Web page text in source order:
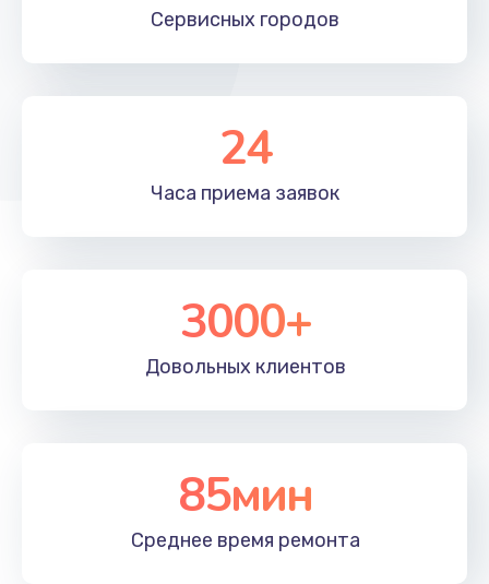
Замена диафрагмы
Программный ремонт
Заказать
Сервисных городов
24
Часа приема заявок
3000+
Довольных клиентов
85мин
Среднее время ремонта